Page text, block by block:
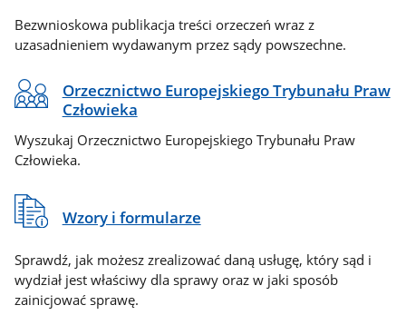
Bezwnioskowa publikacja treści orzeczeń wraz z
uzasadnieniem wydawanym przez sądy powszechne.
Orzecznictwo Europejskiego Trybunału Praw
Człowieka
Wyszukaj Orzecznictwo Europejskiego Trybunału Praw
Człowieka.
Wzory i formularze
Sprawdź, jak możesz zrealizować daną usługę, który sąd i
wydział jest właściwy dla sprawy oraz w jaki sposób
zainicjować sprawę.